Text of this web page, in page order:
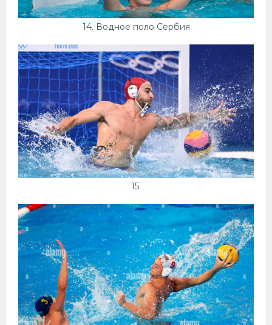
14. Водное поло Сербия
15.